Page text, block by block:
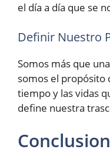
el día a día que se
Definir Nuestro
Somos más que
somos el propósito
tiempo y las vidas
define nuestra